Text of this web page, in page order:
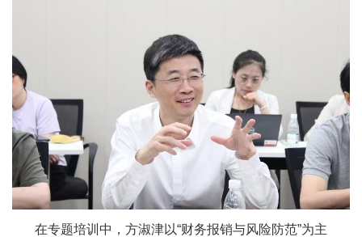
在专题培训中，方淑津以“财务报销与风险防范”为主